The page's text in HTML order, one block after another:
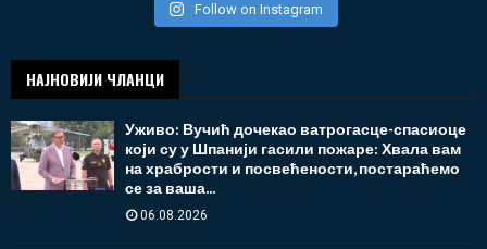
Follow on Instagram
НАЈНОВИЈИ ЧЛАНЦИ
Уживо: Вучић дочекао ватрогасце-спасиоце
који су у Шпанији гасили пожаре: Хвала вам
на храбрости и посвећености, постараћемо
се за ваша...
06.08.2026